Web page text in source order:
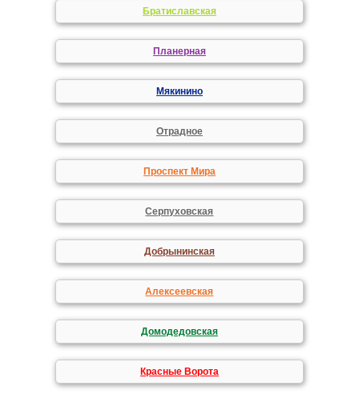
Братиславская
Планерная
Мякинино
Отрадное
Проспект Мира
Серпуховская
Добрынинская
Алексеевская
Домодедовская
Красные Ворота